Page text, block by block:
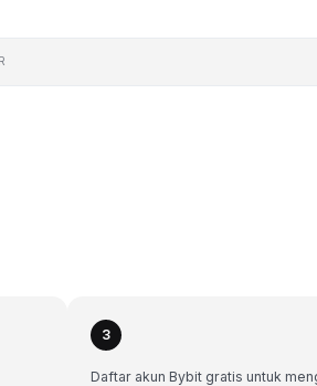
3
Daftar akun Bybit gratis untuk